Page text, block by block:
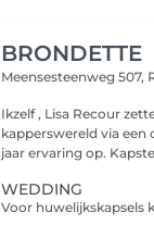
BRONDETTE
Meensesteenweg 507,
Ikzelf , Lisa Recour
kapperswereld via een
jaar ervaring op.
WEDDING